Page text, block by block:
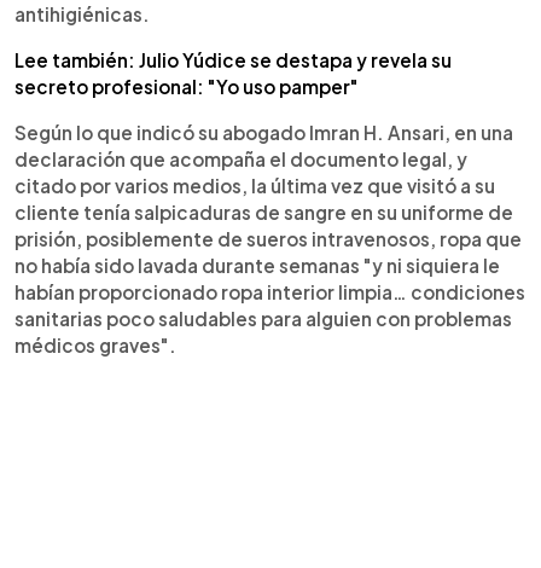
antihigiénicas.
Lee también: Julio Yúdice se destapa y revela su
secreto profesional: "Yo uso pamper"
Según lo que indicó su abogado Imran H. Ansari, en una
declaración que acompaña el documento legal, y
citado por varios medios, la última vez que visitó a su
cliente tenía salpicaduras de sangre en su uniforme de
prisión, posiblemente de sueros intravenosos, ropa que
no había sido lavada durante semanas "y ni siquiera le
habían proporcionado ropa interior limpia… condiciones
sanitarias poco saludables para alguien con problemas
médicos graves".